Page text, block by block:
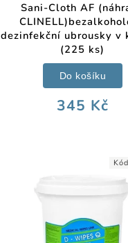
Sani-Cloth AF
dezinfekční ubrousky v
(225 ks)
345 Kč
Do košíku